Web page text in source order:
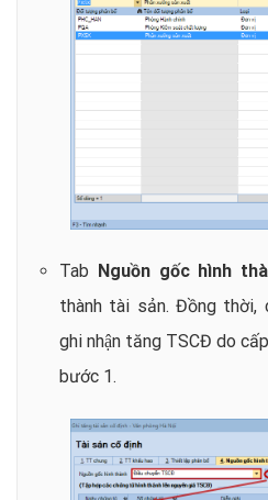
Tab Nguồn gốc hình
thành tài sản. Đồng thời,
ghi nhận tăng TSCĐ do
bước 1.